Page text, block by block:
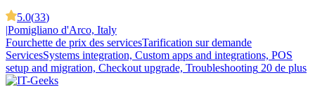
5.0(33)
|Pomigliano d'Arco, Italy
Fourchette de prix des servicesTarification sur demande
ServicesSystems integration, Custom apps and integrations, POS
setup and migration, Checkout upgrade, Troubleshooting 20 de plus